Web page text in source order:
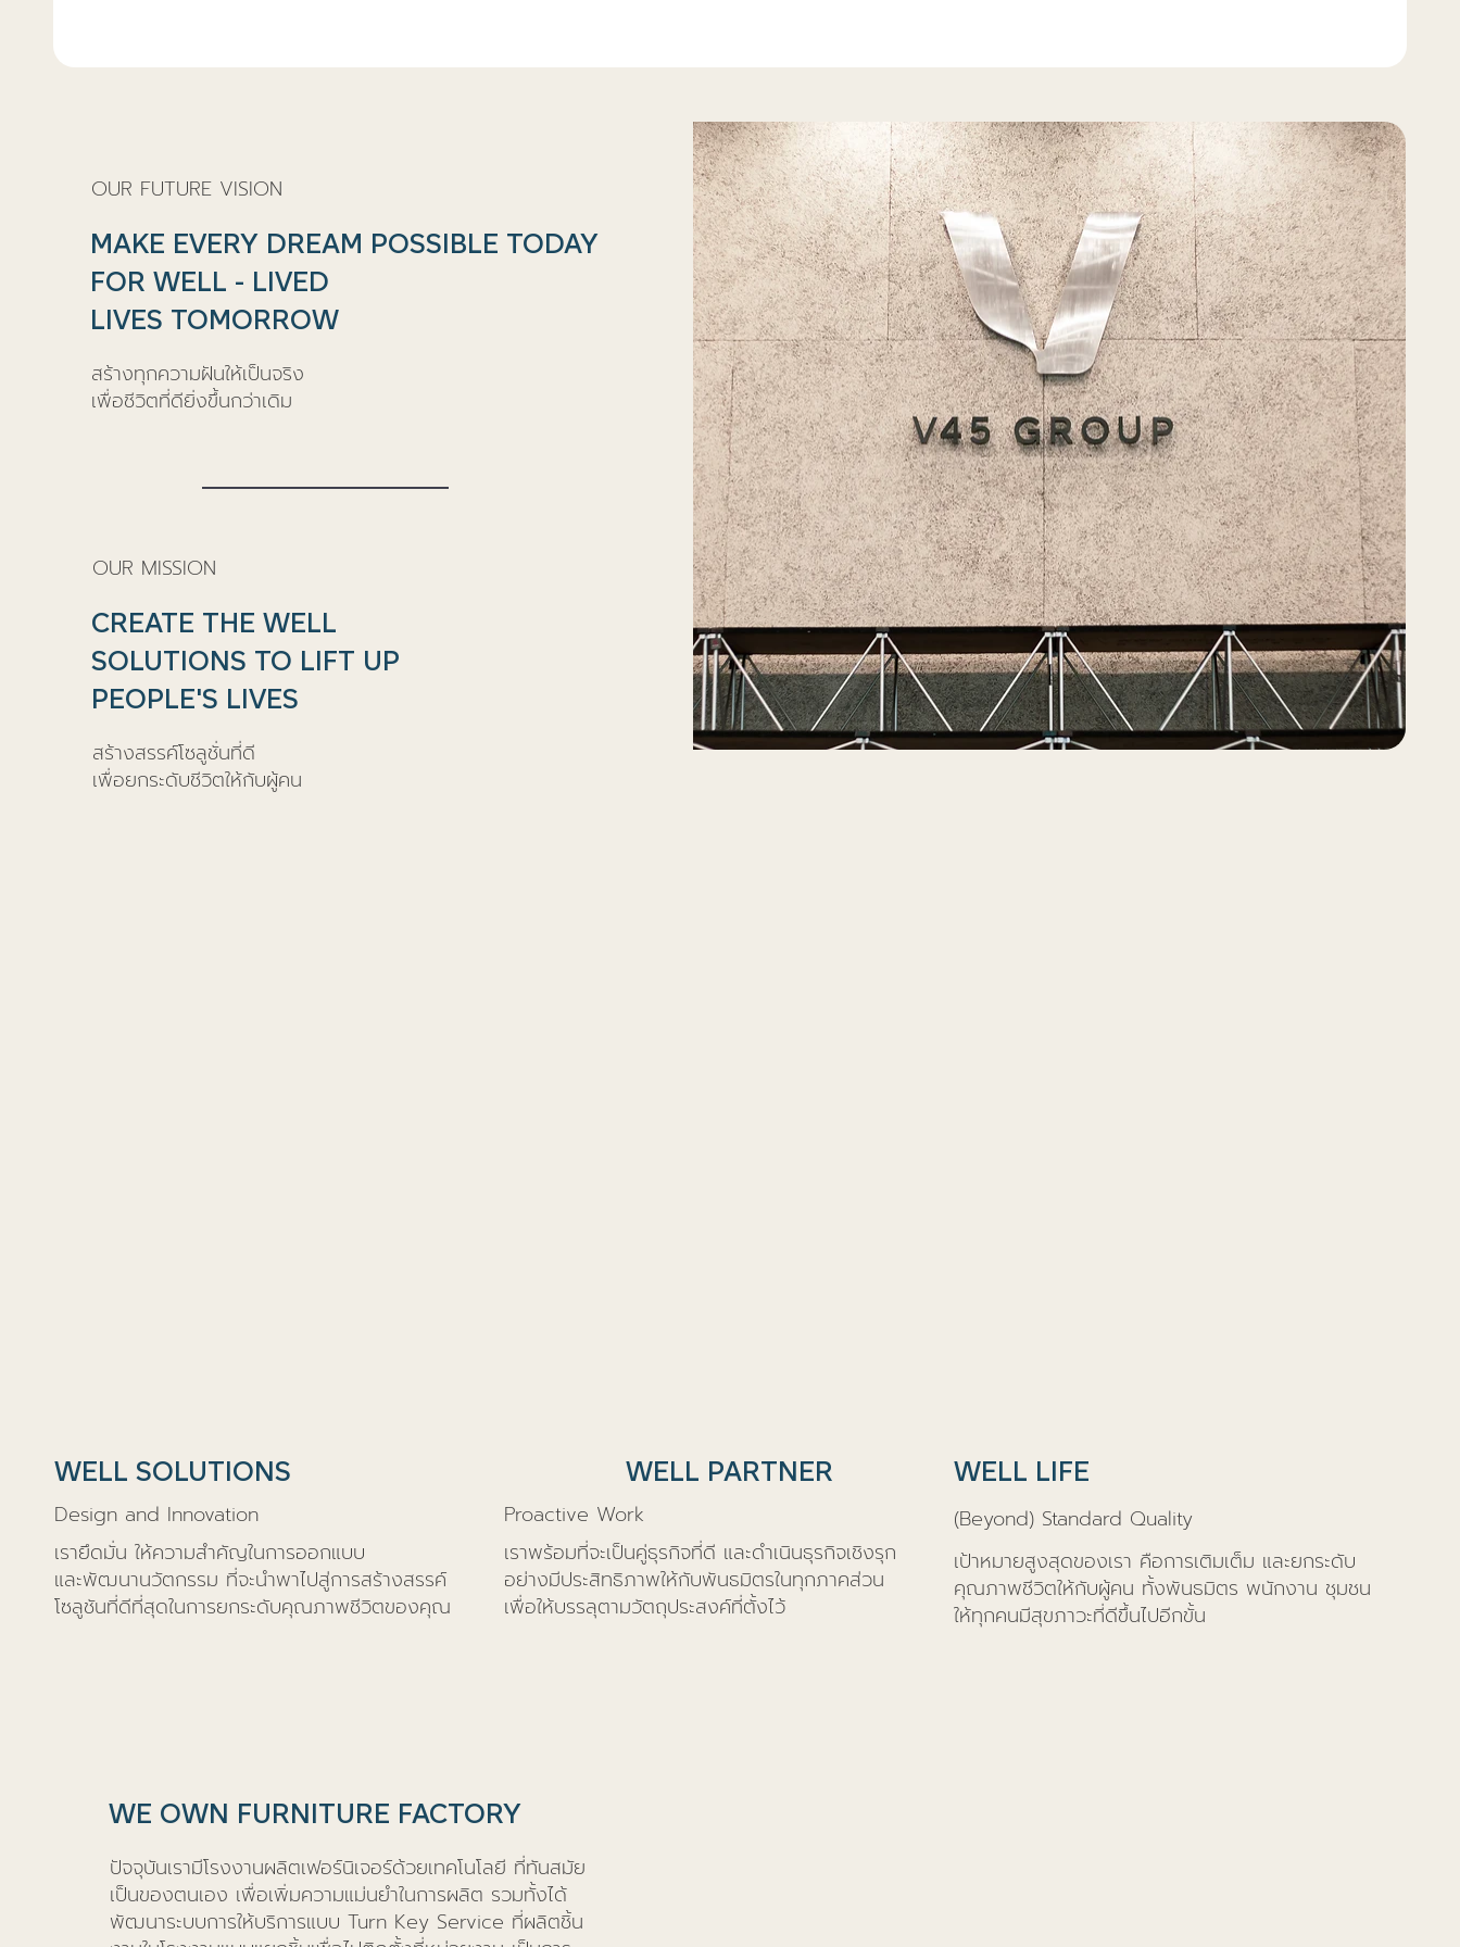
OUR FUTURE VISION
MAKE EVERY DREAM POSSIBLE TODAY
FOR WELL - LIVED
LIVES TOMORROW
สร้างทุกความฝันให้เป็นจริง
เพื่อชีวิตที่ดียิ่งขึ้นกว่าเดิม
OUR MISSION
CREATE THE WELL
SOLUTIONS TO LIFT UP
PEOPLE'S LIVES
สร้างสรรค์โซลูชั่นที่ดี
เพื่อยกระดับชีวิตให้กับผู้คน
WELL PARTNER
Proactive Work
เราพร้อมที่จะเป็นคู่ธุรกิจที่ดี และดำเนินธุรกิจเชิงรุก
อย่างมีประสิทธิภาพให้กับพันธมิตรในทุกภาคส่วน
เพื่อให้บรรลุตามวัตถุประสงค์ที่ตั้งไว้
WELL SOLUTIONS
Design and Innovation
เรายึดมั่น ให้ความสำคัญในการออกแบบ
และพัฒนานวัตกรรม ที่จะนำพาไปสู่การสร้างสรรค์
โซลูชันที่ดีที่สุดในการยกระดับคุณภาพชีวิตของคุณ
WELL LIFE
(Beyond) Standard Quality
เป้าหมายสูงสุดของเรา คือการเติมเต็ม และยกระดับ
คุณภาพชีวิตให้กับผู้คน ทั้งพันธมิตร พนักงาน ชุมชน
ให้ทุกคนมีสุขภาวะที่ดีขึ้นไปอีกขั้น
WE OWN FURNITURE FACTORY
ปัจจุบันเรามีโรงงานผลิตเฟอร์นิเจอร์ด้วยเทคโนโลยี ที่ทันสมัย
เป็นของตนเอง เพื่อเพิ่มความแม่นยำในการผลิต รวมทั้งได้
พัฒนาระบบการให้บริการแบบ Turn Key Service ที่ผลิตชิ้น